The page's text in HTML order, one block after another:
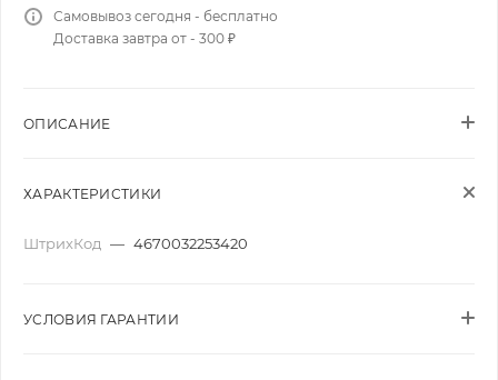
Самовывоз сегодня - бесплатно
Доставка завтра от - 300 ₽
ОПИСАНИЕ
ХАРАКТЕРИСТИКИ
ШтрихКод — 4670032253420
УСЛОВИЯ ГАРАНТИИ